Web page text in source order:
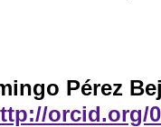
Pérez
orcid.org/